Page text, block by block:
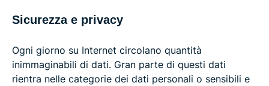
Sicurezza e privacy
Ogni giorno su Internet circolano quantità
inimmaginabili di dati. Gran parte di questi dati
rientra nelle categorie dei dati personali o sensibili e